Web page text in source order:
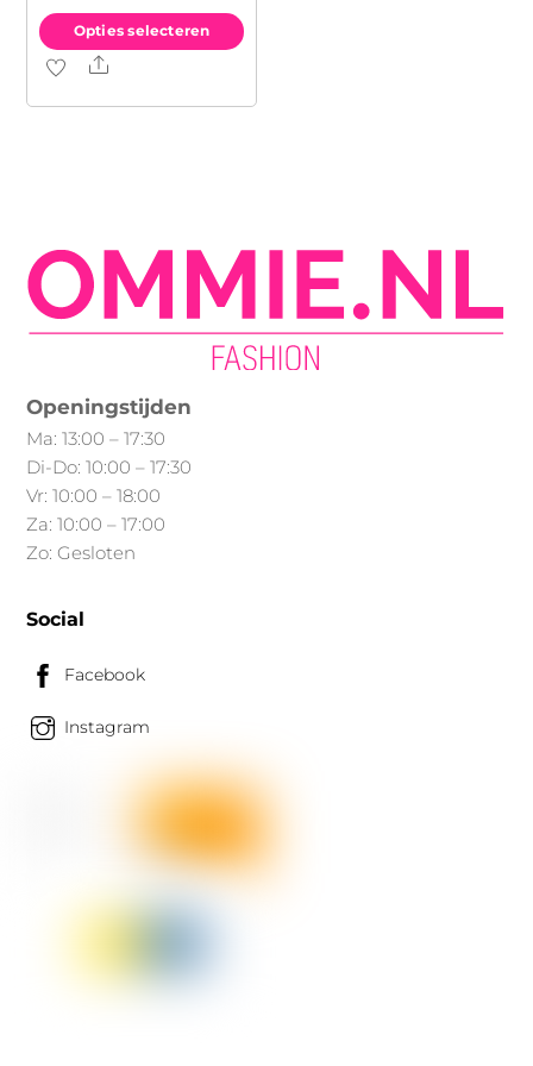
Opties selecteren
Dit
optie
kan
gekozen
de
productpagina
Share
Openingstijden
Ma: 13:00 – 17:30
Di-Do: 10:00 – 17:30
Vr: 10:00 – 18:00
Za: 10:00 – 17:00
Zo: Gesloten
Social
Facebook
Instagram